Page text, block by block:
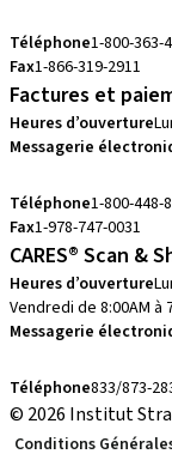
Téléphone1-800-363-
Fax1-866-319-2911
Factures et
Heures d’ouverture
Messagerie
Téléphone1-800-448-
Fax1-978-747-0031
CARES® Scan &
Heures d’ouverture
Vendredi de 8:00AM à
Messagerie
Téléphone833/873-
© 2026 Institut
Conditions